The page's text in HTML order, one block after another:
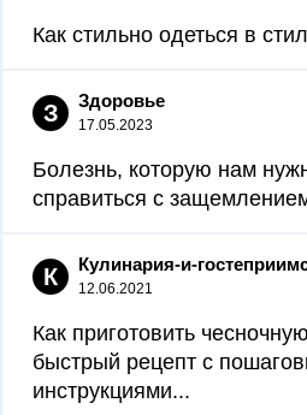
Как стильно одеться в
З Здоровье
17.05.2023
Болезнь, которую нам
справиться с
К Кулинария-и-
12.06.2021
Как приготовить
быстрый рецепт с
инструкциями...